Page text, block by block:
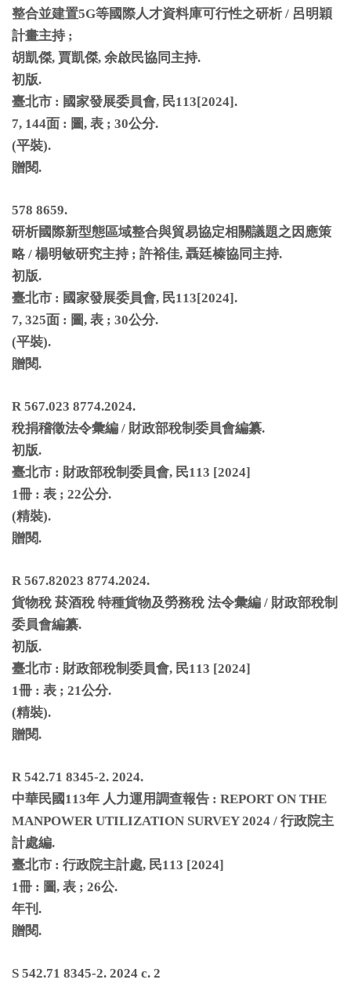
整合並建置5G等國際人才資料庫可行性之研析/ 呂明穎
計畫主持;
胡凱傑, 賈凱傑, 余啟民協同主持.
初版.
臺北市 : 國家發展委員會, 民113[2024].
7, 144面 : 圖, 表 ; 30公分.
(平裝).
贈閱.
578 8659.
研析國際新型態區域整合與貿易協定相關議題之因應策
略/ 楊明敏研究主持; 許裕佳, 聶廷榛協同主持.
初版.
臺北市 : 國家發展委員會, 民113[2024].
7, 325面 : 圖, 表 ; 30公分.
(平裝).
贈閱.
R 567.023 8774.2024.
稅捐稽徵法令彙編 / 財政部稅制委員會編纂.
初版.
臺北市 : 財政部稅制委員會, 民113 [2024]
1冊 : 表 ; 22公分.
(精裝).
贈閱.
R 567.82023 8774.2024.
貨物稅 菸酒稅 特種貨物及勞務稅 法令彙編 / 財政部稅制
委員會編纂.
初版.
臺北市 : 財政部稅制委員會, 民113 [2024]
1冊 : 表 ; 21公分.
(精裝).
贈閱.
R 542.71 8345-2. 2024.
中華民國113年 人力運用調查報告 : REPORT ON THE
MANPOWER UTILIZATION SURVEY 2024 / 行政院主
計處編.
臺北市 : 行政院主計處, 民113 [2024]
1冊 : 圖, 表 ; 26公.
年刊 .
贈閱.
S 542.71 8345-2. 2024 c. 2